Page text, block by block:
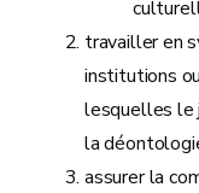
travailler en
institutions
lesquelles le
la
assurer la